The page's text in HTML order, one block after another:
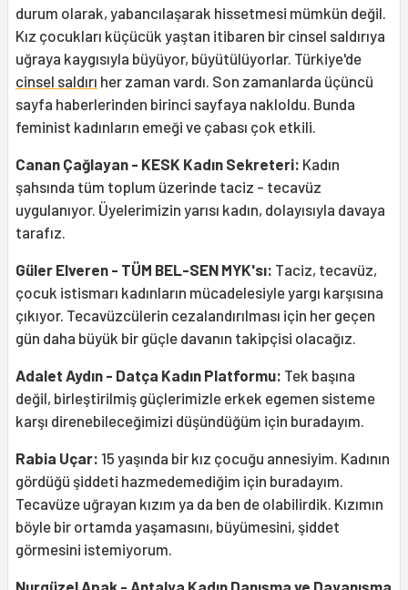
durum olarak, yabancılaşarak hissetmesi mümkün değil.
Kız çocukları küçücük yaştan itibaren bir cinsel saldırıya
uğraya kaygısıyla büyüyor, büyütülüyorlar. Türkiye'de
cinsel saldırı her zaman vardı. Son zamanlarda üçüncü
sayfa haberlerinden birinci sayfaya nakloldu. Bunda
feminist kadınların emeği ve çabası çok etkili.
Canan Çağlayan - KESK Kadın Sekreteri: Kadın
şahsında tüm toplum üzerinde taciz - tecavüz
uygulanıyor. Üyelerimizin yarısı kadın, dolayısıyla davaya
tarafız.
Güler Elveren - TÜM BEL-SEN MYK'sı: Taciz, tecavüz,
çocuk istismarı kadınların mücadelesiyle yargı karşısına
çıkıyor. Tecavüzcülerin cezalandırılması için her geçen
gün daha büyük bir güçle davanın takipçisi olacağız.
Adalet Aydın - Datça Kadın Platformu: Tek başına
değil, birleştirilmiş güçlerimizle erkek egemen sisteme
karşı direnebileceğimizi düşündüğüm için buradayım.
Rabia Uçar: 15 yaşında bir kız çocuğu annesiyim. Kadının
gördüğü şiddeti hazmedemediğim için buradayım.
Tecavüze uğrayan kızım ya da ben de olabilirdik. Kızımın
böyle bir ortamda yaşamasını, büyümesini, şiddet
görmesini istemiyorum.
Nurgüzel Apak - Antalya Kadın Danışma ve Dayanışma